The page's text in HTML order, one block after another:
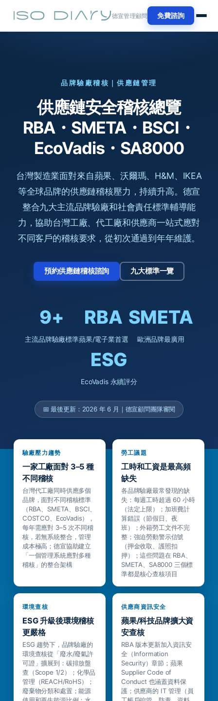
德宣管理顧問 免費諮詢
品牌驗廠稽核｜供應鏈管理
供應鏈安全稽核總覽
RBA・SMETA・BSCI・
EcoVadis・SA8000
台灣製造業面對來自蘋果、沃爾瑪、H&M、IKEA
等全球品牌的供應鏈稽核壓力，持續升高。德宣
整合九大主流品牌驗廠和社會責任標準輔導能
力，協助台灣工廠、代工廠和供應商一站式應對
不同客戶的稽核要求，從初次通過到年年維護。
預約供應鏈稽核諮詢 九大標準一覽
9+
主流品牌驗廠標準
RBA
蘋果/電子業首選
SMETA
歐洲品牌最廣用
ESG
EcoVadis 永續評分
📅 最後更新：2026 年 6 月｜德宣顧問團隊審閱
驗廠壓力趨勢
一家工廠面對 3–5 種
不同稽核
台灣代工廠同時供應多個
品牌，面對不同稽核標準
（RBA、SMETA、BSCI、
COSTCO、EcoVadis），
每年需應對 3–5 次不同稽
核，若無系統整合，管理
成本極高；德宣協助建立
「一個管理系統應對多種
稽核」的整合架構
勞工議題
工時和工資是最高頻
缺失
各品牌驗廠最常發現的缺
失：每週工時超過 60 小時
（法定上限）；加班費計
算錯誤（節假日、夜
班）；外籍勞工文件不完
整；強迫勞動警示信號
（押金收取、護照扣
押）；這些問題在 RBA、
SMETA、SA8000 三個標
準都是核心查核項目
環境查核
ESG 升級後環境稽核
更嚴格
ESG 趨勢下，品牌驗廠的
環境查核從「廢水/廢氣許
可證」擴展到：碳排放盤
查（Scope 1/2）；化學品
管理（REACH/RoHS）；
廢棄物分類和處置；能源
供應商資訊安全
蘋果/科技品牌擴大資
安查核
RBA 版本更新加入資訊安
全（Information
Security）章節；蘋果
Supplier Code of
Conduct 也涵蓋資料保
護；供應商的 IT 管理（員